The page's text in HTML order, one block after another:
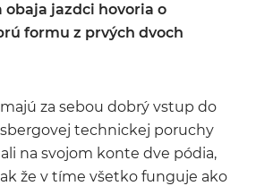
obaja jazdci hovoria o
formu z prvých dvoch
za sebou dobrý vstup do
technickej poruchy
na svojom konte dve pódia,
že v tíme všetko funguje ako